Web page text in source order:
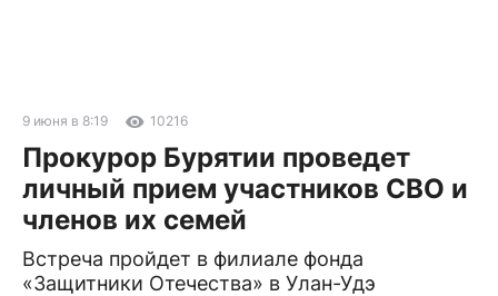
9 июня в 8:19 10216
Прокурор Бурятии проведет
личный прием участников СВО и
членов их семей
Встреча пройдет в филиале фонда
«Защитники Отечества» в Улан-Удэ